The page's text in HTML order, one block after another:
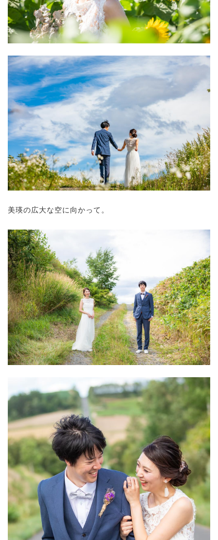
美瑛の広大な空に向かって。